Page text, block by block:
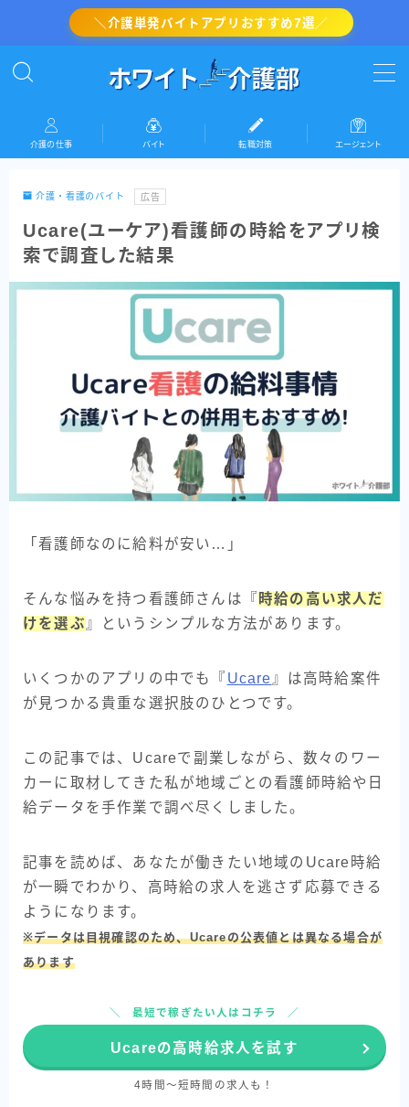
＼介護単発バイトアプリおすすめ7選／
MENU
介護の転職対策
介護の仕事
介護の仕事 バイト 転職対策 エージェント
介護・看護のバイト 広告
Ucare(ユーケア)看護師の時給をアプリ検
索で調査した結果
「看護師なのに給料が安い…」
そんな悩みを持つ看護師さんは『 時給の高い求人だ
けを選ぶ 』というシンプルな方法があります。
いくつかのアプリの中でも『 Ucare 』は高時給案件
が見つかる貴重な選択肢のひとつです。
この記事では、Ucareで副業しながら、数々のワー
カーに取材してきた私が地域ごとの看護師時給や日
給データを手作業で調べ尽くしました。
記事を読めば、あなたが働きたい地域のUcare時給
が一瞬でわかり、高時給の求人を逃さず応募できる
ようになります。
※データは目視確認のため、Ucareの公表値とは異なる場合が
あります
最短で稼ぎたい人はコチラ
Ucareの高時給求人を試す
4時間〜短時間の求人も！